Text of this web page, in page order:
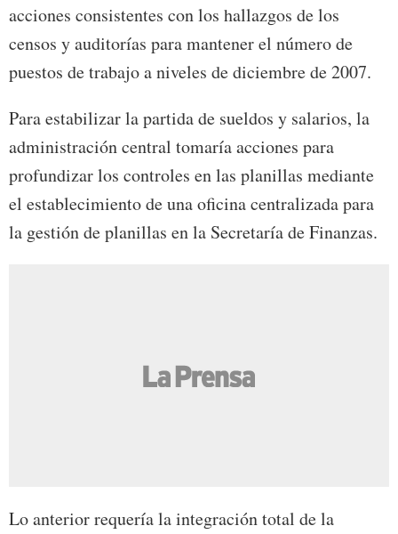
acciones consistentes con los hallazgos de los
censos y auditorías para mantener el número de
puestos de trabajo a niveles de diciembre de 2007.
Para estabilizar la partida de sueldos y salarios, la
administración central tomaría acciones para
profundizar los controles en las planillas mediante
el establecimiento de una oficina centralizada para
la gestión de planillas en la Secretaría de Finanzas.
Lo anterior requería la integración total de la